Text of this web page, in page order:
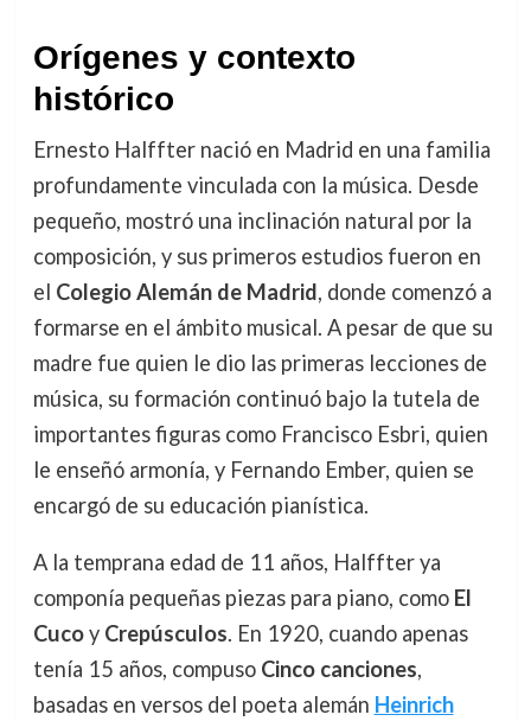
Orígenes y contexto
histórico
Ernesto Halffter nació en Madrid en una familia
profundamente vinculada con la música. Desde
pequeño, mostró una inclinación natural por la
composición, y sus primeros estudios fueron en
el Colegio Alemán de Madrid, donde comenzó a
formarse en el ámbito musical. A pesar de que su
madre fue quien le dio las primeras lecciones de
música, su formación continuó bajo la tutela de
importantes figuras como Francisco Esbri, quien
le enseñó armonía, y Fernando Ember, quien se
encargó de su educación pianística.
A la temprana edad de 11 años, Halffter ya
componía pequeñas piezas para piano, como El
Cucoy Crepúsculos. En 1920, cuando apenas
tenía 15 años, compuso Cinco canciones,
basadas en versos del poeta alemán Heinrich